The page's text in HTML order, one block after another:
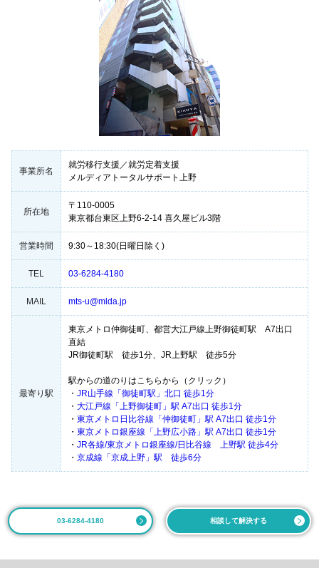
事業所名
就労移行支援／就労定着支援
メルディアトータルサポート上野
所在地
〒110-0005
東京都台東区上野6-2-14 喜久屋ビル3階
営業時間 9:30～18:30(日曜日除く)
TEL 03-6284-4180
MAIL mts-u@mlda.jp
最寄り駅
東京メトロ仲御徒町、都営大江戸線上野御徒町駅 A7出口
直結
JR御徒町駅 徒歩1分、JR上野駅 徒歩5分
駅からの道のりはこちらから（クリック）
・ JR山手線「御徒町駅」北口 徒歩1分
・ 大江戸線「上野御徒町」駅 A7出口 徒歩1分
・ 東京メトロ日比谷線「仲御徒町」駅 A7出口 徒歩1分
・ 東京メトロ銀座線「上野広小路」駅 A7出口 徒歩1分
・ JR各線/東京メトロ銀座線/日比谷線 上野駅 徒歩4分
・ 京成線「京成上野」駅 徒歩6分
03-6284-4180 相談して解決する